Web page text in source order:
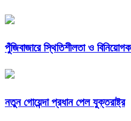
পুঁজিবাজারে স্থিতিশীলতা ও
নতুন গোয়েন্দা প্রধান পেল যুক্তরাষ্ট্র